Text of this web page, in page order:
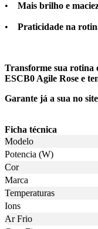
• Mais brilho e
• Praticidade na
Transforme sua rotina
ESCB0 Agile Rose e
Garante já a sua no
Ficha técnica
Modelo
Potencia (W)
Cor
Marca
Temperaturas
Ions
Ar Frio